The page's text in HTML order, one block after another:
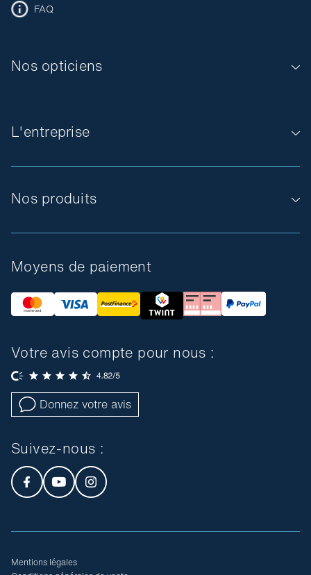
L'entreprise
Nos produits
Nos opticiens
FAQ
Moyens de paiement
Votre avis compte pour nous :
Donnez votre avis
Suivez-nous :
Mentions légales